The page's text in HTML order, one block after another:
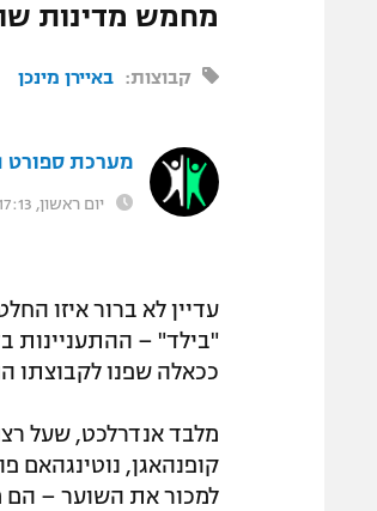
מחמש מדינות
קבוצות: באיירן מינכן
מערכת ספורט 1
יום ראשון, 17:13, 02.06.24
עדיין לא ברור איזו
"בילד" – ההתעניינות
ככאלה שפנו לקבוצתו
מלבד אנדרלכט, שעל
קופנהאגן, נוטינגהאם
למכור את השוער – הם